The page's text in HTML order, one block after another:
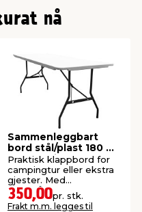
nå
Sammenleggbart
bord stål/plast 180 x
75 cm hvit
Praktisk klappbord for
campingtur eller ekstra
gjester. Med
bærehåndtak.
350,00pr. stk.
Frakt m.m. legges til